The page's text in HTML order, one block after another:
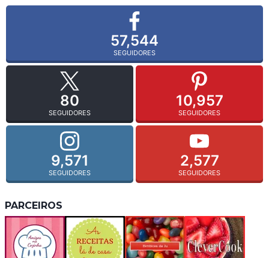
57,544
SEGUIDORES
80
SEGUIDORES
10,957
SEGUIDORES
9,571
SEGUIDORES
2,577
SEGUIDORES
PARCEIROS